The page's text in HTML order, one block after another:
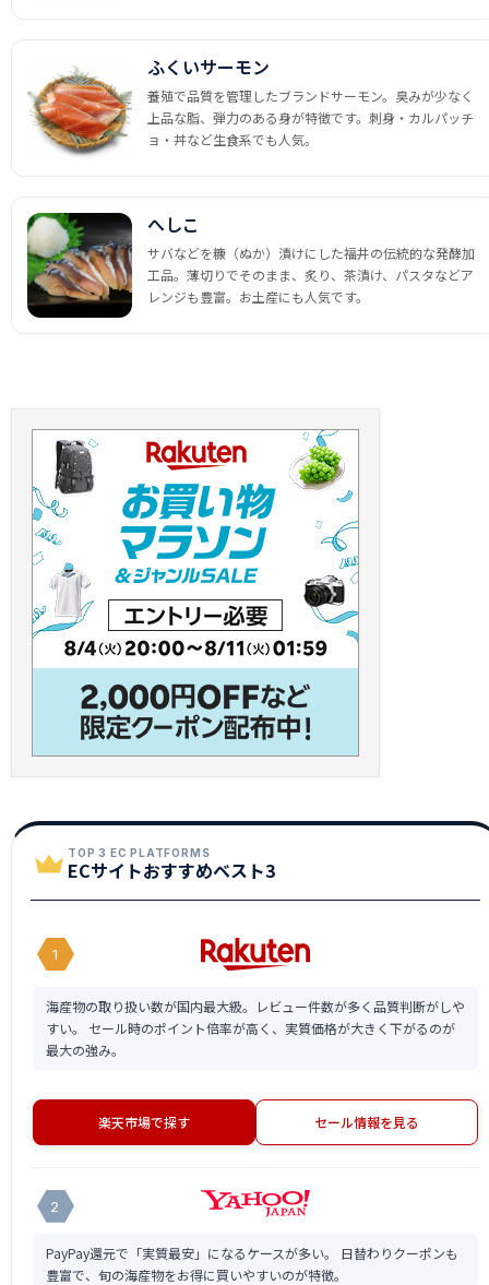
ふくいサーモン
養殖で品質を管理したブランドサーモン。臭みが少なく
上品な脂、弾力のある身が特徴です。刺身・カルパッチ
ョ・丼など生食系でも人気。
へしこ
サバなどを糠（ぬか）漬けにした福井の伝統的な発酵加
工品。薄切りでそのまま、炙り、茶漬け、パスタなどア
レンジも豊富。お土産にも人気です。
TOP 3 EC PLATFORMS
ECサイトおすすめベスト3
1
海産物の取り扱い数が国内最大級。レビュー件数が多く品質判断がしや
すい。 セール時のポイント倍率が高く、実質価格が大きく下がるのが
最大の強み。
楽天市場で探す セール情報を見る
2
PayPay還元で「実質最安」になるケースが多い。 日替わりクーポンも
豊富で、旬の海産物をお得に買いやすいのが特徴。